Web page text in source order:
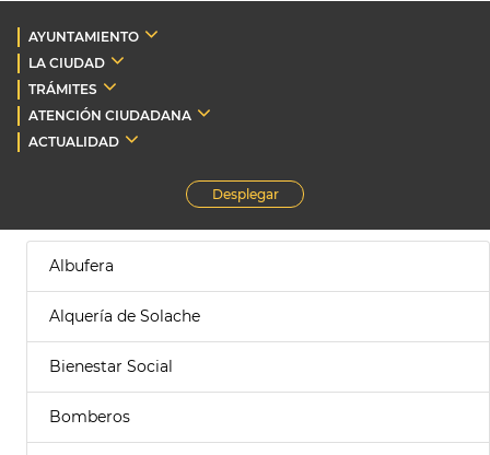
AYUNTAMIENTO
LA CIUDAD
TRÁMITES
ATENCIÓN CIUDADANA
ACTUALIDAD
Desplegar
Albufera
Alquería de Solache
Bienestar Social
Bomberos